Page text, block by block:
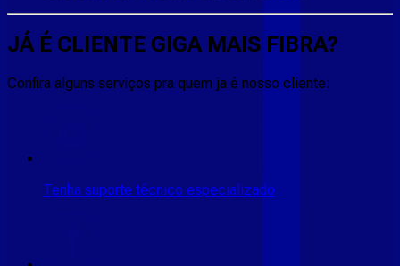
JÁ É CLIENTE GIGA MAIS FIBRA?
Confira alguns serviços pra quem ja é nosso cliente:
Tenha suporte técnico especializado